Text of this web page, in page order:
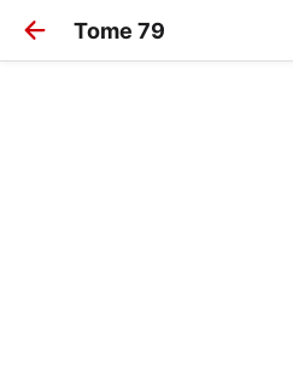
Tome 79